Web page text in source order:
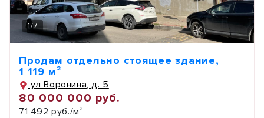
1/7
Продам отдельно стоящее здание,
1 119 м²
ул Воронина, д. 5
80 000 000 руб.
71 492 руб./м²